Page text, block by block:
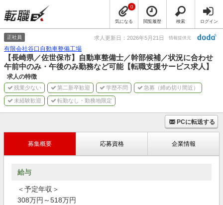
気になる
0
閲覧履歴 検索 ログイン
正社員 求人更新日：2026年5月21日 情報提供元
有限会社谷口自動車整備工場
【長崎県／佐世保市】自動車整備士／幹部候補／状況に合わせ
午前中のみ・午後のみ勤務など可能【転職支援サービス求人】
求人の特徴
残業少ない 第二新卒歓迎 学歴不問 急募（締め切り間近）
未経験歓迎 転勤なし・勤務地限定
PCに転送する
募集概要 応募資格 企業情報
給与
＜予定年収＞
308万円～518万円